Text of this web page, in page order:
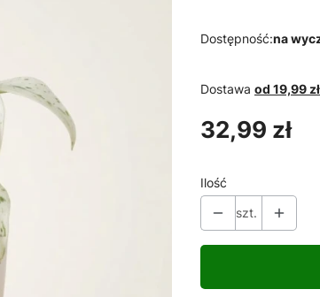
Dostępność:na
Dostawa od 19,99 zł
Cena
32,99 zł
Ilość
szt.